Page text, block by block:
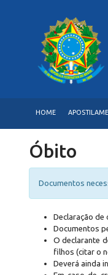
HOME
Óbito
Documentos
Declaração de
Documentos
O declarante
filhos (citar o
Deverá ainda